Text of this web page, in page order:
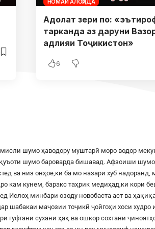
Адолат зери по:
тарканда аз даруни
адлияи Тоҷикистон»
6
шумо ҳаводору муштарӣ моро водор
шумо бароварда бишавад. Афзоиши
ва низ онҳое,ки ба мо назари хуб надоранд,
кам кунем, баракс таҳрик медиҳад,ки кори
минбари озоду новобаста аст ва
шабакаи маҷозии тоҷикӣ ҷойгоҳи хоси худро
гуфтани сухани ҳақ ва ошкор сохтани